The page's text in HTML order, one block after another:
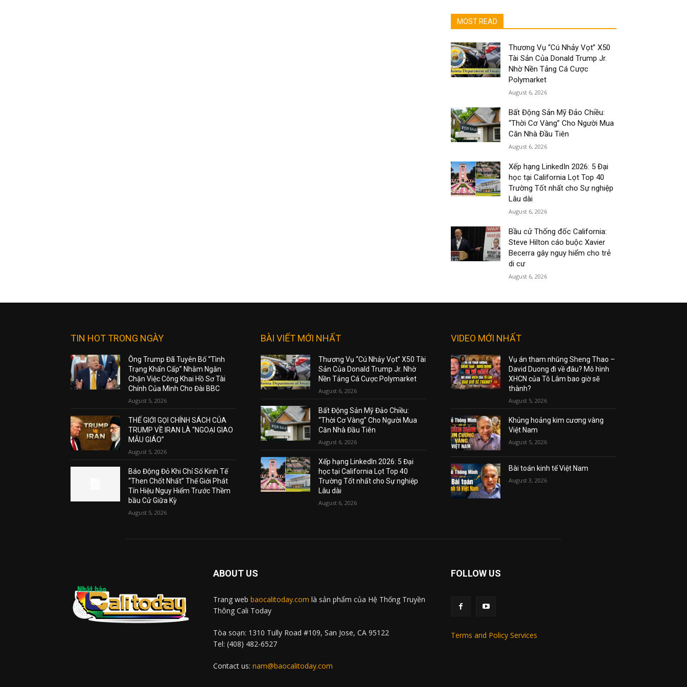
MOST READ
Thương Vụ “Cú Nhảy Vọt” X50
Tài Sản Của Donald Trump Jr.
Nhờ Nền Tảng Cá Cược
Polymarket
August 6, 2026
Bất Động Sản Mỹ Đảo Chiều:
“Thời Cơ Vàng” Cho Người Mua
Căn Nhà Đầu Tiên
August 6, 2026
Xếp hạng LinkedIn 2026: 5 Đại
học tại California Lọt Top 40
Trường Tốt nhất cho Sự nghiệp
Lâu dài
August 6, 2026
Bầu cử Thống đốc California:
Steve Hilton cáo buộc Xavier
Becerra gây nguy hiểm cho trẻ
di cư
August 6, 2026
TIN HOT TRONG NGÀY
Ông Trump Đã Tuyên Bố “Tình
Trạng Khẩn Cấp” Nhằm Ngăn
Chặn Việc Công Khai Hồ Sơ Tài
Chính Của Mình Cho Đài BBC
August 5, 2026
THẾ GIỚI GỌI CHÍNH SÁCH CỦA
TRUMP VỀ IRAN LÀ “NGOẠI GIAO
MẪU GIÁO”
August 5, 2026
Báo Động Đỏ Khi Chỉ Số Kinh Tế
“Then Chốt Nhất” Thế Giới Phát
Tín Hiệu Nguy Hiểm Trước Thềm
bầu Cử Giữa Kỳ
August 5, 2026
BÀI VIẾT MỚI NHẤT
Thương Vụ “Cú Nhảy Vọt” X50 Tài
Sản Của Donald Trump Jr. Nhờ
Nền Tảng Cá Cược Polymarket
August 6, 2026
Bất Động Sản Mỹ Đảo Chiều:
“Thời Cơ Vàng” Cho Người Mua
Căn Nhà Đầu Tiên
August 6, 2026
Xếp hạng LinkedIn 2026: 5 Đại
học tại California Lọt Top 40
Trường Tốt nhất cho Sự nghiệp
Lâu dài
August 6, 2026
VIDEO MỚI NHẤT
Vụ án tham nhũng Sheng Thao –
David Duong đi về đâu? Mô hình
XHCN của Tô Lâm bao giờ sẽ
thành?
August 5, 2026
Khủng hoảng kim cương vàng
Việt Nam
August 5, 2026
Bài toán kinh tế Việt Nam
August 3, 2026
ABOUT US
Trang web baocalitoday.com là sản phẩm của Hệ Thống Truyền
Thông Cali Today
Tòa soạn: 1310 Tully Road #109, San Jose, CA 95122
Tel: (408) 482-6527
Contact us: nam@baocalitoday.com
FOLLOW US
Terms and Policy Services